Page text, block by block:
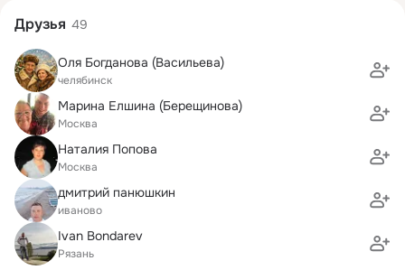
Друзья 49
Оля Богданова (Васильева)
челябинск
Марина Елшина (Берещинова)
Москва
Наталия Попова
Москва
дмитрий панюшкин
иваново
Ivan Bondarev
Рязань